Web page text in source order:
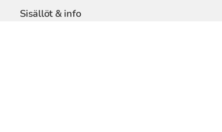
Sisällöt & info